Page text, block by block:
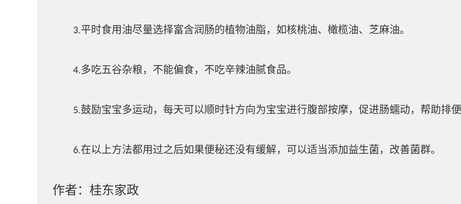
3.平时食用油尽量选择富含润肠的植物油脂，如核桃油、橄榄油、芝麻油。
4.多吃五谷杂粮，不能偏食，不吃辛辣油腻食品。
5.鼓励宝宝多运动，每天可以顺时针方向为宝宝进行腹部按摩，促进肠蠕动，帮助排
6.在以上方法都用过之后如果便秘还没有缓解，可以适当添加益生菌，改善菌群。
作者：桂东家政